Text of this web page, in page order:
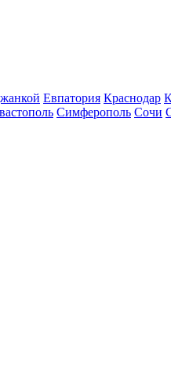
Евпатория Краснодар
Симферополь Сочи